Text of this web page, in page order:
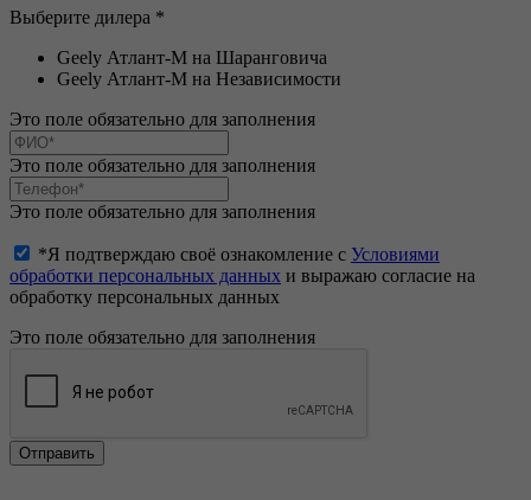
Выберите дилера *
Geely Атлант-М на Шаранговича
Geely Атлант-М на Независимости
Это поле обязательно для заполнения
Это поле обязательно для заполнения
Это поле обязательно для заполнения
*Я подтверждаю своё ознакомление с Условиями
обработки персональных данных и выражаю согласие на
обработку персональных данных
Это поле обязательно для заполнения